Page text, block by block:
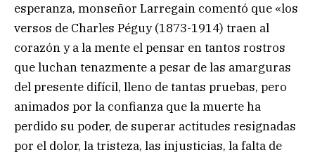
esperanza, monseñor Larregain comentó que «los
versos de Charles Péguy (1873-1914) traen al
corazón y a la mente el pensar en tantos rostros
que luchan tenazmente a pesar de las amarguras
del presente difícil, lleno de tantas pruebas, pero
animados por la confianza que la muerte ha
perdido su poder, de superar actitudes resignadas
por el dolor, la tristeza, las injusticias, la falta de